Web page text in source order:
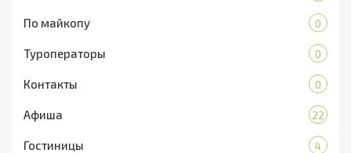
По майкопу 0
Туроператоры 0
Контакты 0
Афиша 22
Гостиницы 4